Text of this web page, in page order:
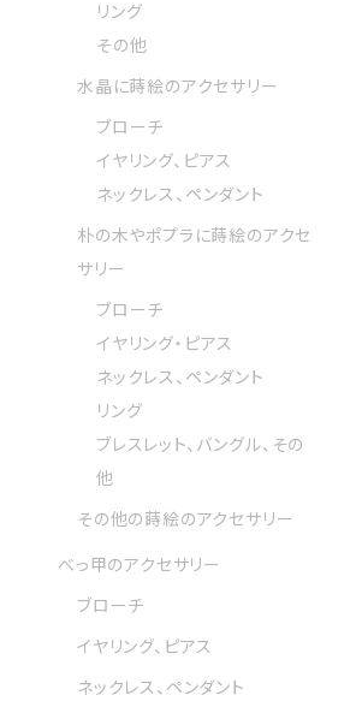
リング
その他
水晶に蒔絵のアクセサリー
ブローチ
イヤリング、ピアス
ネックレス、ペンダント
朴の木やポプラに蒔絵のアクセ
サリー
ブローチ
イヤリング・ピアス
ネックレス、ペンダント
リング
ブレスレット、バングル、その
他
その他の蒔絵のアクセサリー
べっ甲のアクセサリー
ブローチ
イヤリング、ピアス
ネックレス、ペンダント